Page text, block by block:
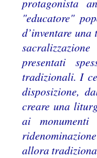
protagonista
"educatore"
d’inventare
presentati
tradizionali. I
disposizione,
creare una
ai
allora